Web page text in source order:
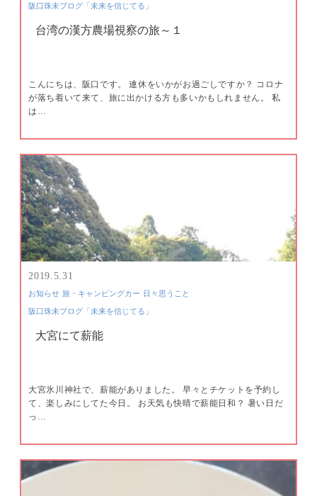
阪口珠未ブログ「未来を信じてる」
台湾の漢方農場視察の旅～１
こんにちは、阪口です。 連休をいかがお過ごしですか？ コロナ
が落ち着いて来て、旅に出かける方も多いかもしれません。 私
は…
2019.5.31
お知らせ 旅・キャンピングカー 日々思うこと
阪口珠未ブログ「未来を信じてる」
大宮にて薪能
大宮氷川神社で、薪能がありました。 早々とチケットを予約し
て、楽しみにしてた今日。 お天気も快晴で薪能日和？ 暑い日だ
っ…